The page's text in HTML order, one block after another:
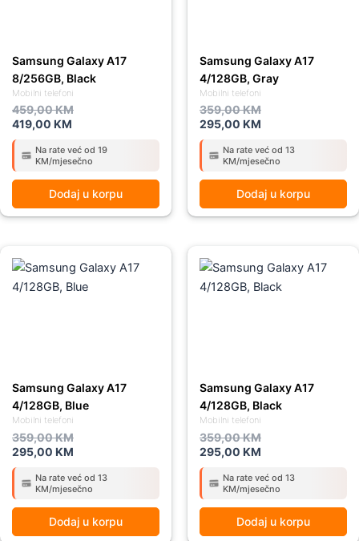
Mobilni telefoni
Samsung Galaxy A17
8/256GB, Black
459,00KM
419,00 KM
Na rate već od 19
KM/mjesečno
Dodaj u korpu
Mobilni telefoni
Samsung Galaxy A17
4/128GB, Gray
359,00KM
295,00 KM
Na rate već od 13
KM/mjesečno
Dodaj u korpu
Mobilni telefoni
Samsung Galaxy A17
4/128GB, Blue
359,00KM
price
was:
359,00 KM.
295,00 KM
price
is:
295,00 KM.
Na rate već od 13
KM/mjesečno
Dodaj u korpu
Mobilni telefoni
Samsung Galaxy A17
4/128GB, Black
359,00KM
price
was:
359,00 KM.
295,00 KM
price
is:
295,00 KM.
Na rate već od 13
KM/mjesečno
Dodaj u korpu